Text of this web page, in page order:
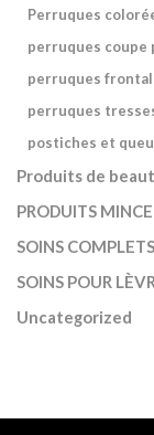
Perruques
perruques coupe
perruques
perruques
postiches et
Produits de
PRODUITS
SOINS
SOINS POUR
Uncategorized